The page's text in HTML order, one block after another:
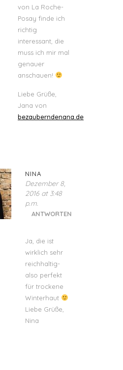
von La Roche-
Posay finde ich
richtig
interessant, die
muss ich mir mal
genauer
anschauen!
Liebe Grüße,
Jana von
bezauberndenana.de
NINA
Dezember 8,
2016 at 3:48
p.m.
ANTWORTEN
Ja, die ist
wirklich sehr
reichhaltig-
also perfekt
für trockene
Winterhaut
Liebe Grüße,
Nina